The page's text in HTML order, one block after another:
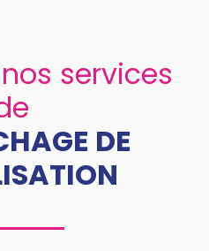
services
DE